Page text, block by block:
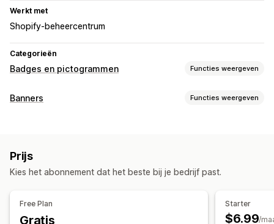
Werkt met
Shopify-beheercentrum
Categorieën
Badges en pictogrammen Functies weergeven
Soorten pictogrammen
Aanpassing
Lettertypen
Mobiel responsief
Banners Functies weergeven
Promotie
Prijs
Kies het abonnement dat het beste bij je bedrijf past.
Free Plan
Gratis
Starter
$6.99/